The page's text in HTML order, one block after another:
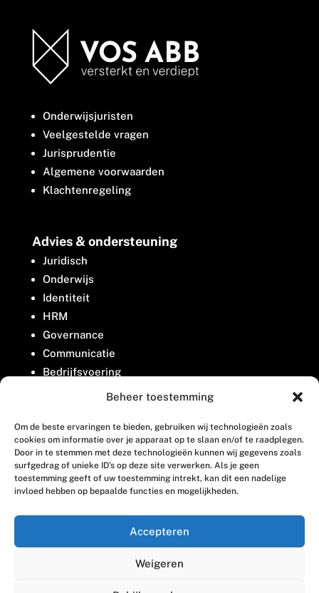
Beheer toestemming
Om de beste ervaringen te bieden, gebruiken wij technologieën zoals
cookies om informatie over je apparaat op te slaan en/of te raadplegen.
Door in te stemmen met deze technologieën kunnen wij gegevens zoals
surfgedrag of unieke ID's op deze site verwerken. Als je geen
toestemming geeft of uw toestemming intrekt, kan dit een nadelige
invloed hebben op bepaalde functies en mogelijkheden.
Accepteren
Weigeren
Onderwijsjuristen
Veelgestelde vragen
Jurisprudentie
Algemene voorwaarden
Klachtenregeling
Advies & ondersteuning
Juridisch
Onderwijs
Identiteit
HRM
Governance
Communicatie
Bedrijfsvoering
Belangenbehartiging
Contact
Houttuinlaan 8
3447 GM Woerden